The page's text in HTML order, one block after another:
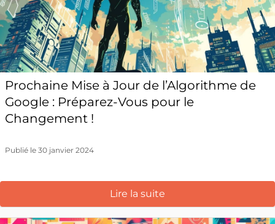
Prochaine Mise à Jour de l’Algorithme de
Google : Préparez-Vous pour le
Changement !
Publié le 30 janvier 2024
Lire la suite